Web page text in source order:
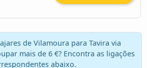
de Vilamoura para Tavira via
mais de 6 €? Encontra as ligações
abaixo.